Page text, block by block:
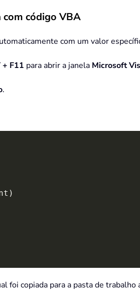
código VBA
com um valor
+ F11 para abrir a janela Microsoft
.
)
foi copiada para a pasta de